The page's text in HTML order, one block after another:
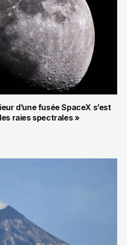
d’une fusée SpaceX s’est
raies spectrales »